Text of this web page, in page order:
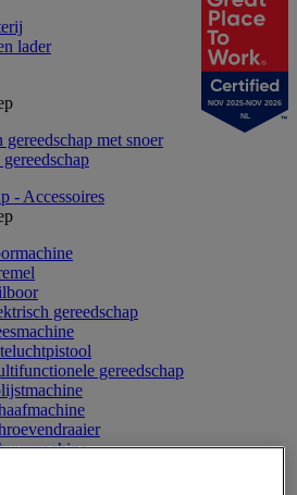
lader
met snoer
- Accessoires
gereedschap
gereedschap
NOV 2025-NOV 2026
NL